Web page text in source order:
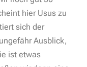
hier Usus zu
sich der
Ausblick,
ist etwas